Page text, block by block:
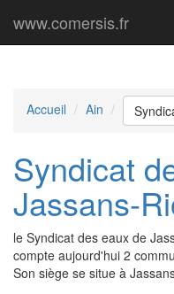
www.comersis.fr
Accueil Ain
Syndicat
Jassans-
le Syndicat des eaux de
compte aujourd'hui 2
Son siège se situe à